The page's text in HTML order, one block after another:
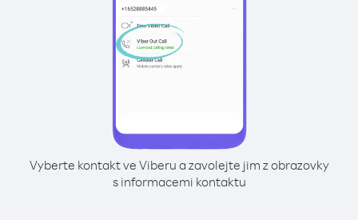
Vyberte kontakt ve Viberu a zavolejte jim z obrazovky
s informacemi kontaktu